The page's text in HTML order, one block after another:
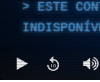
ESTE